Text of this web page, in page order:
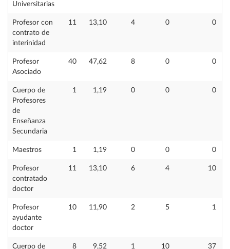
Universitarias
Profesor con
contrato de
interinidad
11 13,10 4 0 0
Profesor
Asociado
40 47,62 8 0 0
Cuerpo de
Profesores
de
Enseñanza
Secundaria
1 1,19 0 0 0
Maestros 1 1,19 0 0 0
Profesor
contratado
doctor
11 13,10 6 4 10
Profesor
ayudante
doctor
10 11,90 2 5 1
Cuerpo de
8 9,52 1 10 37